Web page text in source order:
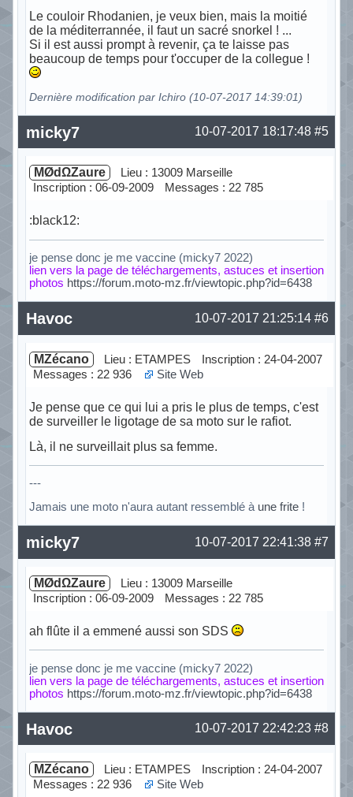
Le couloir Rhodanien, je veux bien, mais la moitié
de la méditerrannée, il faut un sacré snorkel ! ...
Si il est aussi prompt à revenir, ça te laisse pas
beaucoup de temps pour t'occuper de la collegue !
Dernière modification par Ichiro (10-07-2017 14:39:01)
Hors ligne #5
10-07-2017 18:17:48
micky7
MØdΩZaure
Lieu : 13009 Marseille
Inscription : 06-09-2009
Messages : 22 785
:black12:
je pense donc je me vaccine (micky7 2022)
lien vers la page de téléchargements, astuces et insertion
photos https://forum.moto-mz.fr/viewtopic.php?id=6438
Hors ligne #6
10-07-2017 21:25:14
Havoc
MZécano Lieu : ETAMPES
Inscription : 24-04-2007
Messages : 22 936
Site Web
Je pense que ce qui lui a pris le plus de temps, c'est
de surveiller le ligotage de sa moto sur le rafiot.
Là, il ne surveillait plus sa femme.
---
Jamais une moto n'aura autant ressemblé à une frite!
Hors ligne #7
10-07-2017 22:41:38
micky7
MØdΩZaure
Lieu : 13009 Marseille
Inscription : 06-09-2009
Messages : 22 785
ah flûte il a emmené aussi son SDS
je pense donc je me vaccine (micky7 2022)
lien vers la page de téléchargements, astuces et insertion
photos https://forum.moto-mz.fr/viewtopic.php?id=6438
Hors ligne #8
10-07-2017 22:42:23
Havoc
MZécano Lieu : ETAMPES
Inscription : 24-04-2007
Messages : 22 936
Site Web